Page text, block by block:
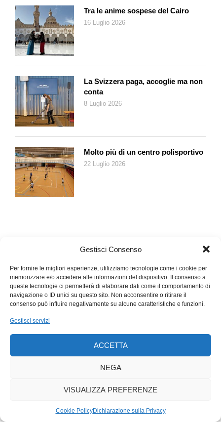
Gestisci Consenso
Per fornire le migliori esperienze, utilizziamo tecnologie come i cookie per
memorizzare e/o accedere alle informazioni del dispositivo. Il consenso a
queste tecnologie ci permetterà di elaborare dati come il comportamento di
navigazione o ID unici su questo sito. Non acconsentire o ritirare il
consenso può influire negativamente su alcune caratteristiche e funzioni.
Gestisci servizi
ACCETTA
NEGA
VISUALIZZA PREFERENZE
Cookie PolicyDichiarazione sulla Privacy
Tra le anime sospese del Cairo
16 Luglio 2026
La Svizzera paga, accoglie ma non
conta
8 Luglio 2026
Molto più di un centro polisportivo
22 Luglio 2026